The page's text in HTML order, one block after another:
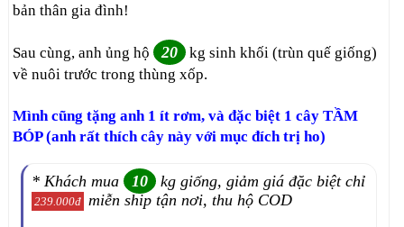
bản thân gia đình!
Sau cùng, anh ủng hộ 20
kg sinh khối (trùn quế giống)
về nuôi trước trong thùng xốp.
Mình cũng tặng anh 1 ít rơm, và đặc biệt 1 cây TẦM
BÓP (anh rất thích cây này với mục đích trị ho)
* Khách mua 10 kg giống, giảm giá đặc biệt chỉ
239.000đ miễn ship tận nơi, thu hộ COD